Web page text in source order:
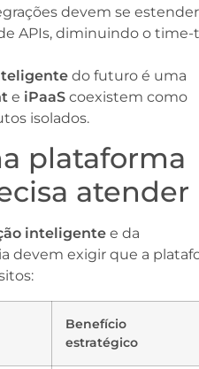
devem se
APIs, diminuindo o time-
do futuro é uma
e iPaaS coexistem como
isolados.
plataforma
atender
inteligente e da
devem exigir que a
Benefício
estratégico